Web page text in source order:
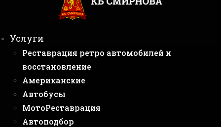
Услуги
Реставрация ретро автомобилей и
восстановление
Американские
Автобусы
МотоРеставрация
Автоподбор